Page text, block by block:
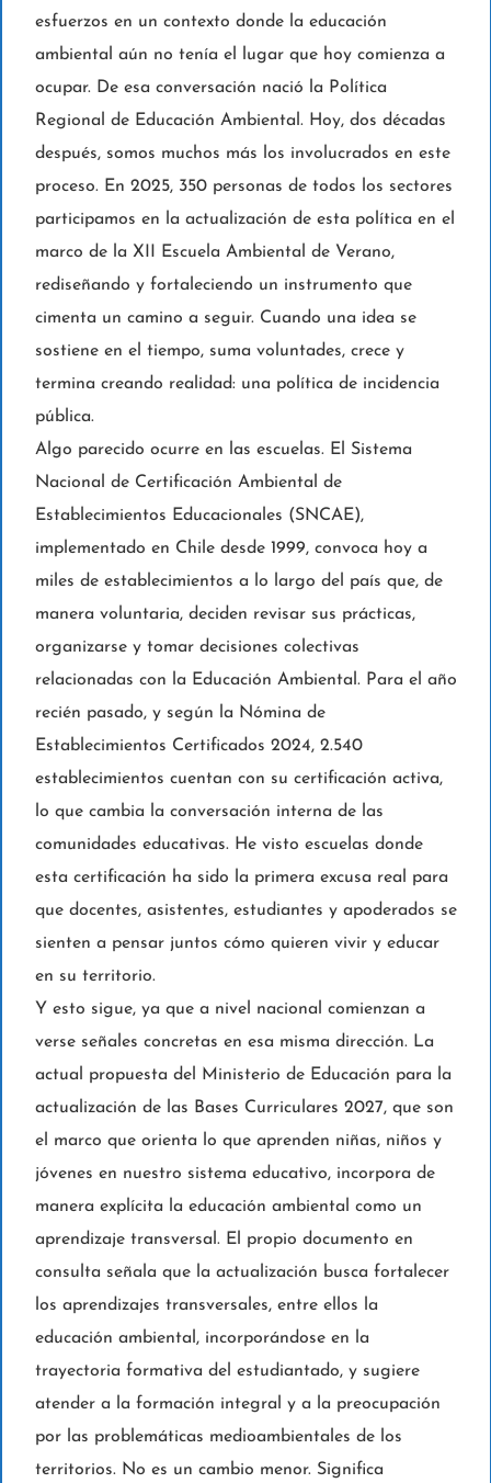
esfuerzos en un contexto donde la educación
ambiental aún no tenía el lugar que hoy comienza a
ocupar. De esa conversación nació la Política
Regional de Educación Ambiental. Hoy, dos décadas
después, somos muchos más los involucrados en este
proceso. En 2025, 350 personas de todos los sectores
participamos en la actualización de esta política en el
marco de la XII Escuela Ambiental de Verano,
rediseñando y fortaleciendo un instrumento que
cimenta un camino a seguir. Cuando una idea se
sostiene en el tiempo, suma voluntades, crece y
termina creando realidad: una política de incidencia
pública.
Algo parecido ocurre en las escuelas. El Sistema
Nacional de Certificación Ambiental de
Establecimientos Educacionales (SNCAE),
implementado en Chile desde 1999, convoca hoy a
miles de establecimientos a lo largo del país que, de
manera voluntaria, deciden revisar sus prácticas,
organizarse y tomar decisiones colectivas
relacionadas con la Educación Ambiental. Para el año
recién pasado, y según la Nómina de
Establecimientos Certificados 2024, 2.540
establecimientos cuentan con su certificación activa,
lo que cambia la conversación interna de las
comunidades educativas. He visto escuelas donde
esta certificación ha sido la primera excusa real para
que docentes, asistentes, estudiantes y apoderados se
sienten a pensar juntos cómo quieren vivir y educar
en su territorio.
Y esto sigue, ya que a nivel nacional comienzan a
verse señales concretas en esa misma dirección. La
actual propuesta del Ministerio de Educación para la
actualización de las Bases Curriculares 2027, que son
el marco que orienta lo que aprenden niñas, niños y
jóvenes en nuestro sistema educativo, incorpora de
manera explícita la educación ambiental como un
aprendizaje transversal. El propio documento en
consulta señala que la actualización busca fortalecer
los aprendizajes transversales, entre ellos la
educación ambiental, incorporándose en la
trayectoria formativa del estudiantado, y sugiere
atender a la formación integral y a la preocupación
por las problemáticas medioambientales de los
territorios. No es un cambio menor. Significa